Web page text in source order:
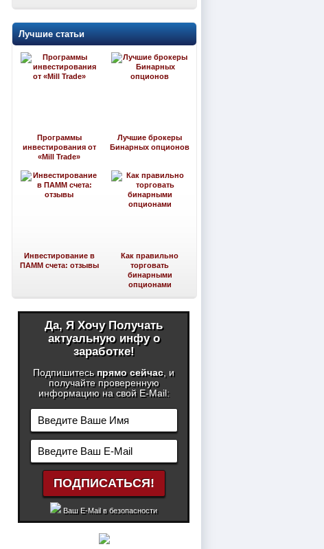
Лучшие статьи
Программы
инвестирования от
«Mill Trade»
Лучшие брокеры
Бинарных опционов
Инвестирование в
ПАММ счета: отзывы
Как правильно
торговать
бинарными
опционами
Да, Я Хочу Получать
актуальную инфу о
заработке!
Подпишитесь прямо сейчас, и
получайте проверенную
информацию на свой E-Mail:
Ваш E-Mail в безопасности